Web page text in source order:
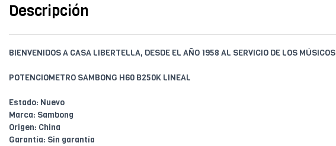
Descripción
BIENVENIDOS A CASA LIBERTELLA, DESDE EL AÑO 1958 AL SERVICIO DE LOS MÚSICOS
POTENCIOMETRO SAMBONG H60 B250K LINEAL
Estado: Nuevo
Marca: Sambong
Origen: China
Garantía: Sin garantía